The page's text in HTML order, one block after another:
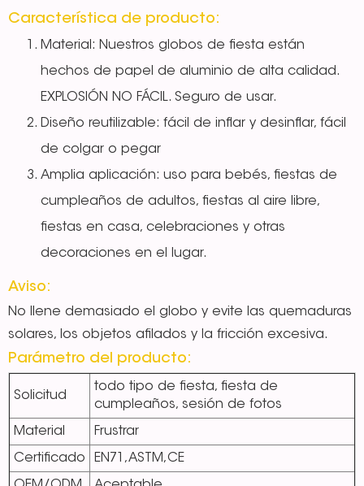
Característica de producto:
Material: Nuestros globos de fiesta están
hechos de papel de aluminio de alta calidad.
EXPLOSIÓN NO FÁCIL. Seguro de usar.
Diseño reutilizable: fácil de inflar y desinflar, fácil
de colgar o pegar
Amplia aplicación: uso para bebés, fiestas de
cumpleaños de adultos, fiestas al aire libre,
fiestas en casa, celebraciones y otras
decoraciones en el lugar.
Aviso:
No llene demasiado el globo y evite las quemaduras
solares, los objetos afilados y la fricción excesiva.
Parámetro del producto:
Solicitud
todo tipo de fiesta, fiesta de
cumpleaños, sesión de fotos
Material Frustrar
Certificado EN71,ASTM,CE